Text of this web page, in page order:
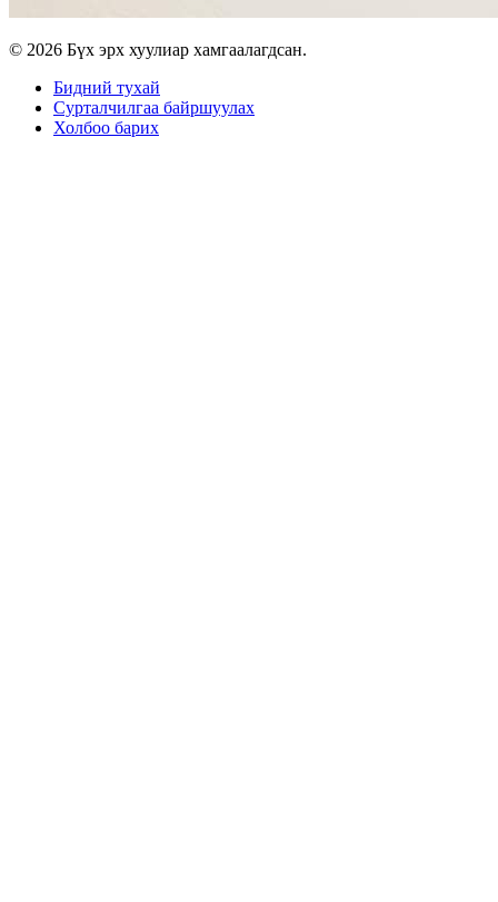
© 2026 Бүх эрх хуулиар хамгаалагдсан.
Бидний тухай
Сурталчилгаа байршуулах
Холбоо барих